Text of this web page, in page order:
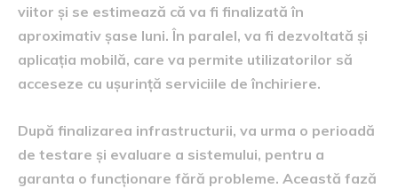
viitor și se estimează că va fi finalizată în
aproximativ șase luni. În paralel, va fi dezvoltată și
aplicația mobilă, care va permite utilizatorilor să
acceseze cu ușurință serviciile de închiriere.
După finalizarea infrastructurii, va urma o perioadă
de testare și evaluare a sistemului, pentru a
garanta o funcționare fără probleme. Această fază